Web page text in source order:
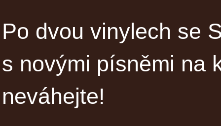
Po dvou vinylech se
s novými písněmi na
neváhejte!